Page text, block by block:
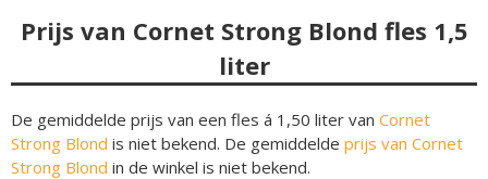
Prijs van Cornet Strong Blond fles 1,5
liter
De gemiddelde prijs van een fles á 1,50 liter van Cornet
Strong Blond is niet bekend. De gemiddelde prijs van Cornet
Strong Blond in de winkel is niet bekend.